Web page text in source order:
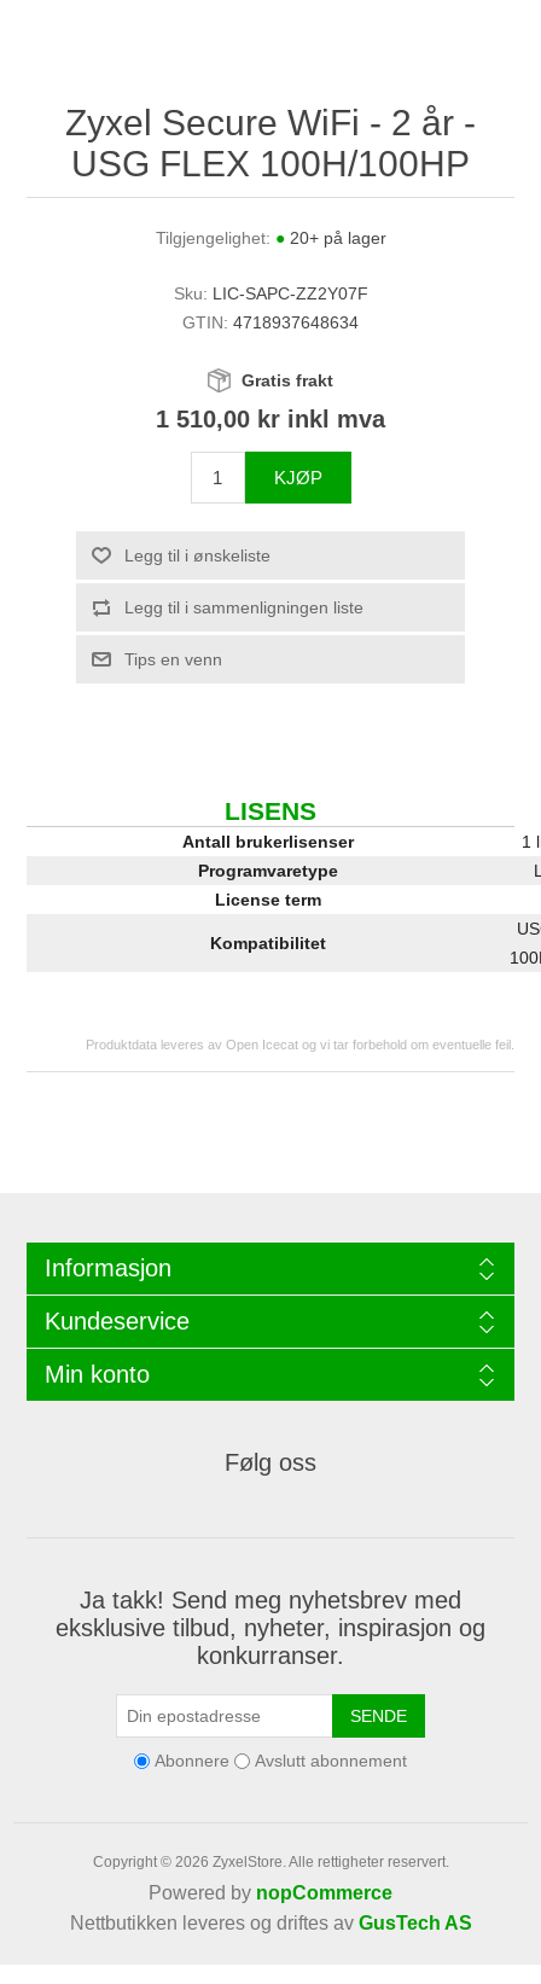
Zyxel Secure WiFi - 2 år -
USG FLEX 100H/100HP
Tilgjengelighet: ● 20+ på lager
Sku: LIC-SAPC-ZZ2Y07F
GTIN: 4718937648634
Gratis frakt
1 510,00 kr inkl mva
KJØP
Legg til i ønskeliste
Legg til i sammenligningen liste
Tips en venn
LISENS
Antall brukerlisenser
1
Programvaretype
License term
Kompatibilitet
Produktdata leveres av Open Icecat og vi tar forbehold om eventuelle feil.
Informasjon
Kundeservice
Min konto
Følg oss
Ja takk! Send meg nyhetsbrev med
eksklusive tilbud, nyheter, inspirasjon og
konkurranser.
SENDE
Abonnere Avslutt abonnement
Copyright © 2026 ZyxelStore. Alle rettigheter reservert.
Powered by nopCommerce
Nettbutikken leveres og driftes av GusTech AS